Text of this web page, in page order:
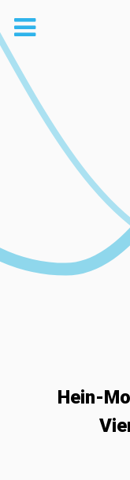
Hein-